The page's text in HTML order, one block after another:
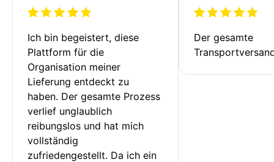
Ich bin begeistert, diese
Plattform für die
Organisation meiner
Lieferung entdeckt zu
haben. Der gesamte Prozess
verlief unglaublich
reibungslos und hat mich
vollständig
zufriedengestellt. Da ich ein
Der gesamte